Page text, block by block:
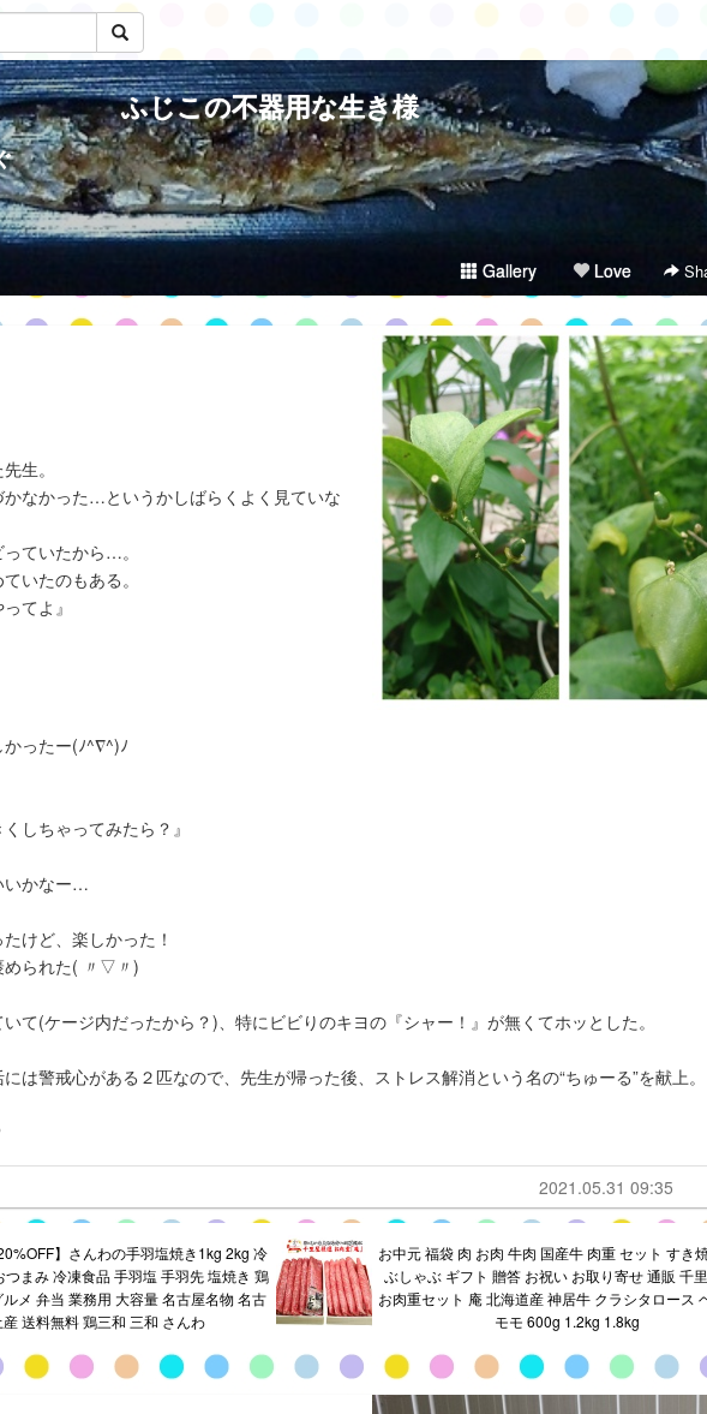
ふじこの不器用な生き様
Gallery Love
生。
なかった…というかしばらくよく見ていな
ていたから…。
いたのもある。
てよ』
ったー(ﾉ^∇^)ﾉ
しちゃってみたら？』
いかなー…
けど、楽しかった！
められた( 〃▽〃)
て(ケージ内だったから？)、特にビビりのキヨの『シャー！』が無くてホッとした。
は警戒心がある２匹なので、先生が帰った後、ストレス解消という名の“ちゅーる”を献上。
2021.05.31 09:35
】さんわの手羽塩焼き1kg 2kg 冷
つまみ 冷凍食品 手羽塩 手羽先 塩焼き 鶏
メ 弁当 業務用 大容量 名古屋名物 名古
産 送料無料 鶏三和 三和 さんわ
お中元 福袋 肉 お肉 牛肉 国産牛 肉重 セット すき
ぶしゃぶ ギフト 贈答 お祝い お取り寄せ 通販 千
お肉重セット 庵 北海道産 神居牛 クラシタロース
モモ 600g 1.2kg 1.8kg